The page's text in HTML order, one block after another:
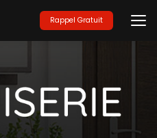
Rappel Gratuit